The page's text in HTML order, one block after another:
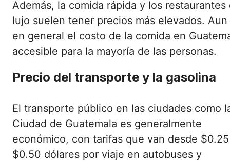
Además, la comida rápida y los restaurantes
lujo suelen tener precios más elevados. Aun
en general el costo de la comida en
accesible para la mayoría de las personas.
Precio del transporte y la gasolina
El transporte público en las ciudades como
Ciudad de Guatemala es generalmente
económico, con tarifas que van desde
$0.50 dólares por viaje en autobuses y